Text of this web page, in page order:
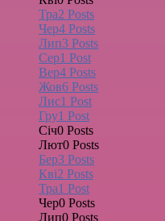
Тра2 Posts
Чер4 Posts
Лип3 Posts
Сер1 Post
Вер4 Posts
Жов6 Posts
Лис1 Post
Гру1 Post
Січ0 Posts
Лют0 Posts
Бер3 Posts
Кві2 Posts
Тра1 Post
Чер0 Posts
Лип0 Posts